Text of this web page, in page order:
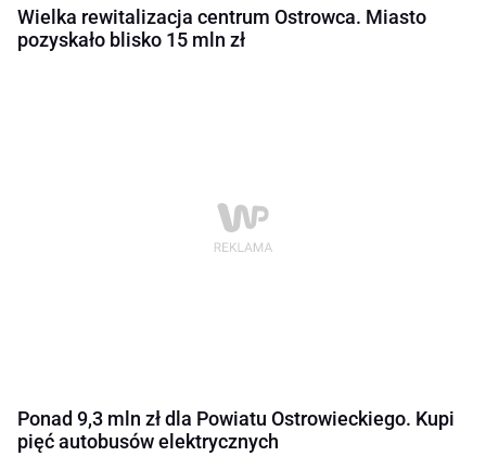
Wielka rewitalizacja centrum Ostrowca. Miasto
pozyskało blisko 15 mln zł
Ponad 9,3 mln zł dla Powiatu Ostrowieckiego. Kupi
pięć autobusów elektrycznych